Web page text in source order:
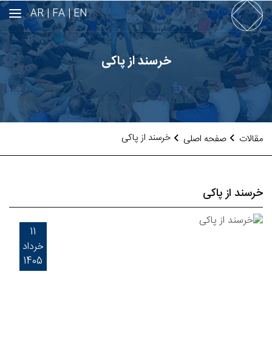
EN |
FA |
AR
خرسند از پاکی
مقالات صفحه اصلی خرسند از پاکی
خرسند از پاکی
11
خرداد
1405